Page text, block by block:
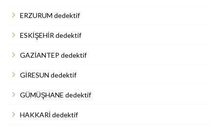
ERZURUM dedektif
ESKİŞEHİR dedektif
GAZİANTEP dedektif
GİRESUN dedektif
GÜMÜŞHANE dedektif
HAKKARİ dedektif